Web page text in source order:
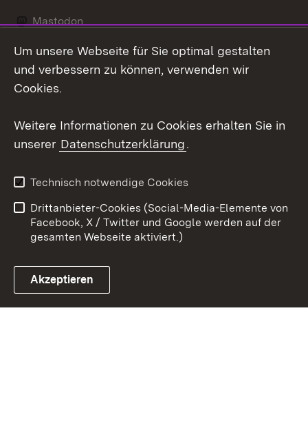
Mastodon
Messenger
Link zum Landesportal
Kontakt
Impressum
Cookies
Um unsere Webseite für Sie optimal gestalten
und verbessern zu können, verwenden wir
Cookies.
Weitere Informationen zu Cookies erhalten Sie in
unserer Datenschutzerklärung.
Technisch notwendige Cookies
Drittanbieter-Cookies (Social-Media-Elemente von
Facebook, X / Twitter und Google werden auf der
gesamten Webseite aktiviert.)
Akzeptieren